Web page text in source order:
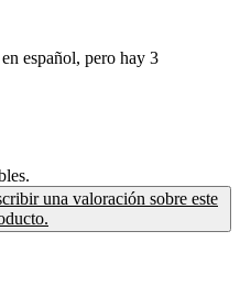
español, pero hay 3
una valoración sobre este